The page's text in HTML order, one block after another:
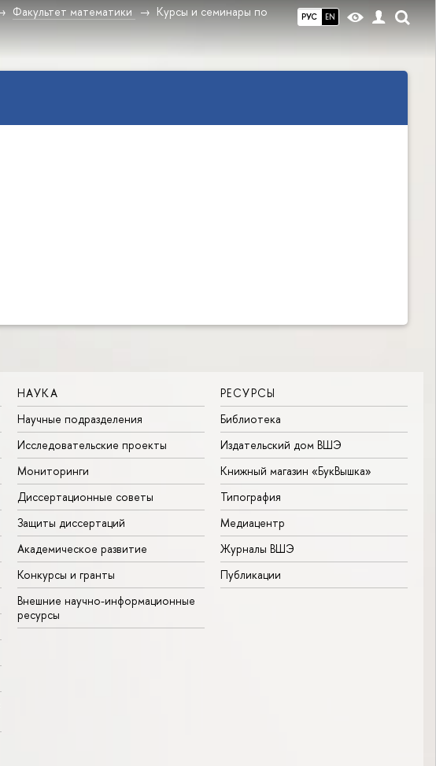
РУС EN
Факультет математики
Курcы и семинары по
НАУКА
Научные подразделения
Исследовательские проекты
Мониторинги
Диссертационные советы
Защиты диссертаций
Академическое развитие
Конкурсы и гранты
Внешние научно-информационные
ресурсы
РЕСУРСЫ
Библиотека
Издательский дом ВШЭ
Книжный магазин «БукВышка»
Типография
Медиацентр
Журналы ВШЭ
Публикации